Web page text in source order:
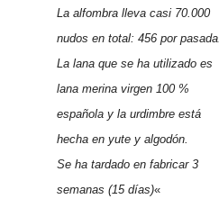
La alfombra lleva casi 70.000
nudos en total: 456 por pasada.
La lana que se ha utilizado es
lana merina virgen 100 %
española y la urdimbre está
hecha en yute y algodón.
Se ha tardado en fabricar 3
semanas (15 días)«